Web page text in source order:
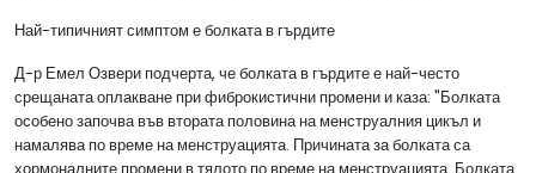
Най-типичният симптом е болката в гърдите
Д-р Емел Озвери подчерта, че болката в гърдите е най-често
срещаната оплакване при фиброкистични промени и каза: "Болката
особено започва във втората половина на менструалния цикъл и
намалява по време на менструацията. Причината за болката са
хормоналните промени в тялото по време на менструацията. Болката